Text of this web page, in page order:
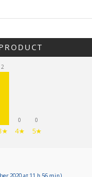
2
0
4★
0
5★
2020 at 11 h 56 min)